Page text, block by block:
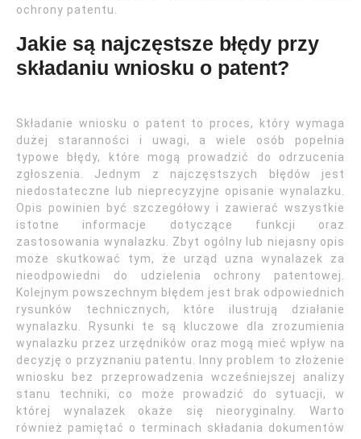
ochrony patentu.
Jakie są najczęstsze błędy przy
składaniu wniosku o patent?
Składanie wniosku o patent to proces, który wymaga
dużej staranności i uwagi, a wiele osób popełnia
typowe błędy, które mogą prowadzić do odrzucenia
zgłoszenia. Jednym z najczęstszych błędów jest
niedostateczne lub nieprecyzyjne opisanie wynalazku.
Opis powinien być szczegółowy i zawierać wszystkie
istotne informacje dotyczące funkcji oraz
zastosowania wynalazku. Zbyt ogólny lub niejasny opis
może skutkować tym, że urząd uzna wynalazek za
nieodpowiedni do udzielenia ochrony patentowej.
Kolejnym powszechnym błędem jest brak odpowiednich
rysunków technicznych, które ilustrują działanie
wynalazku. Rysunki te są kluczowe dla zrozumienia
wynalazku przez urzędników oraz mogą mieć wpływ na
decyzję o przyznaniu patentu. Inny problem to złożenie
wniosku bez przeprowadzenia wcześniejszej analizy
stanu techniki, co może prowadzić do sytuacji, w
której wynalazek okaże się nieoryginalny. Warto
również pamiętać o terminach składania dokumentów